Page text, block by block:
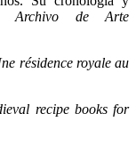
Archivo de Arte
résidence royale au
recipe books for